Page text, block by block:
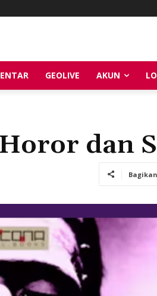
GEOLIVE AKUN
dan
Bagikan